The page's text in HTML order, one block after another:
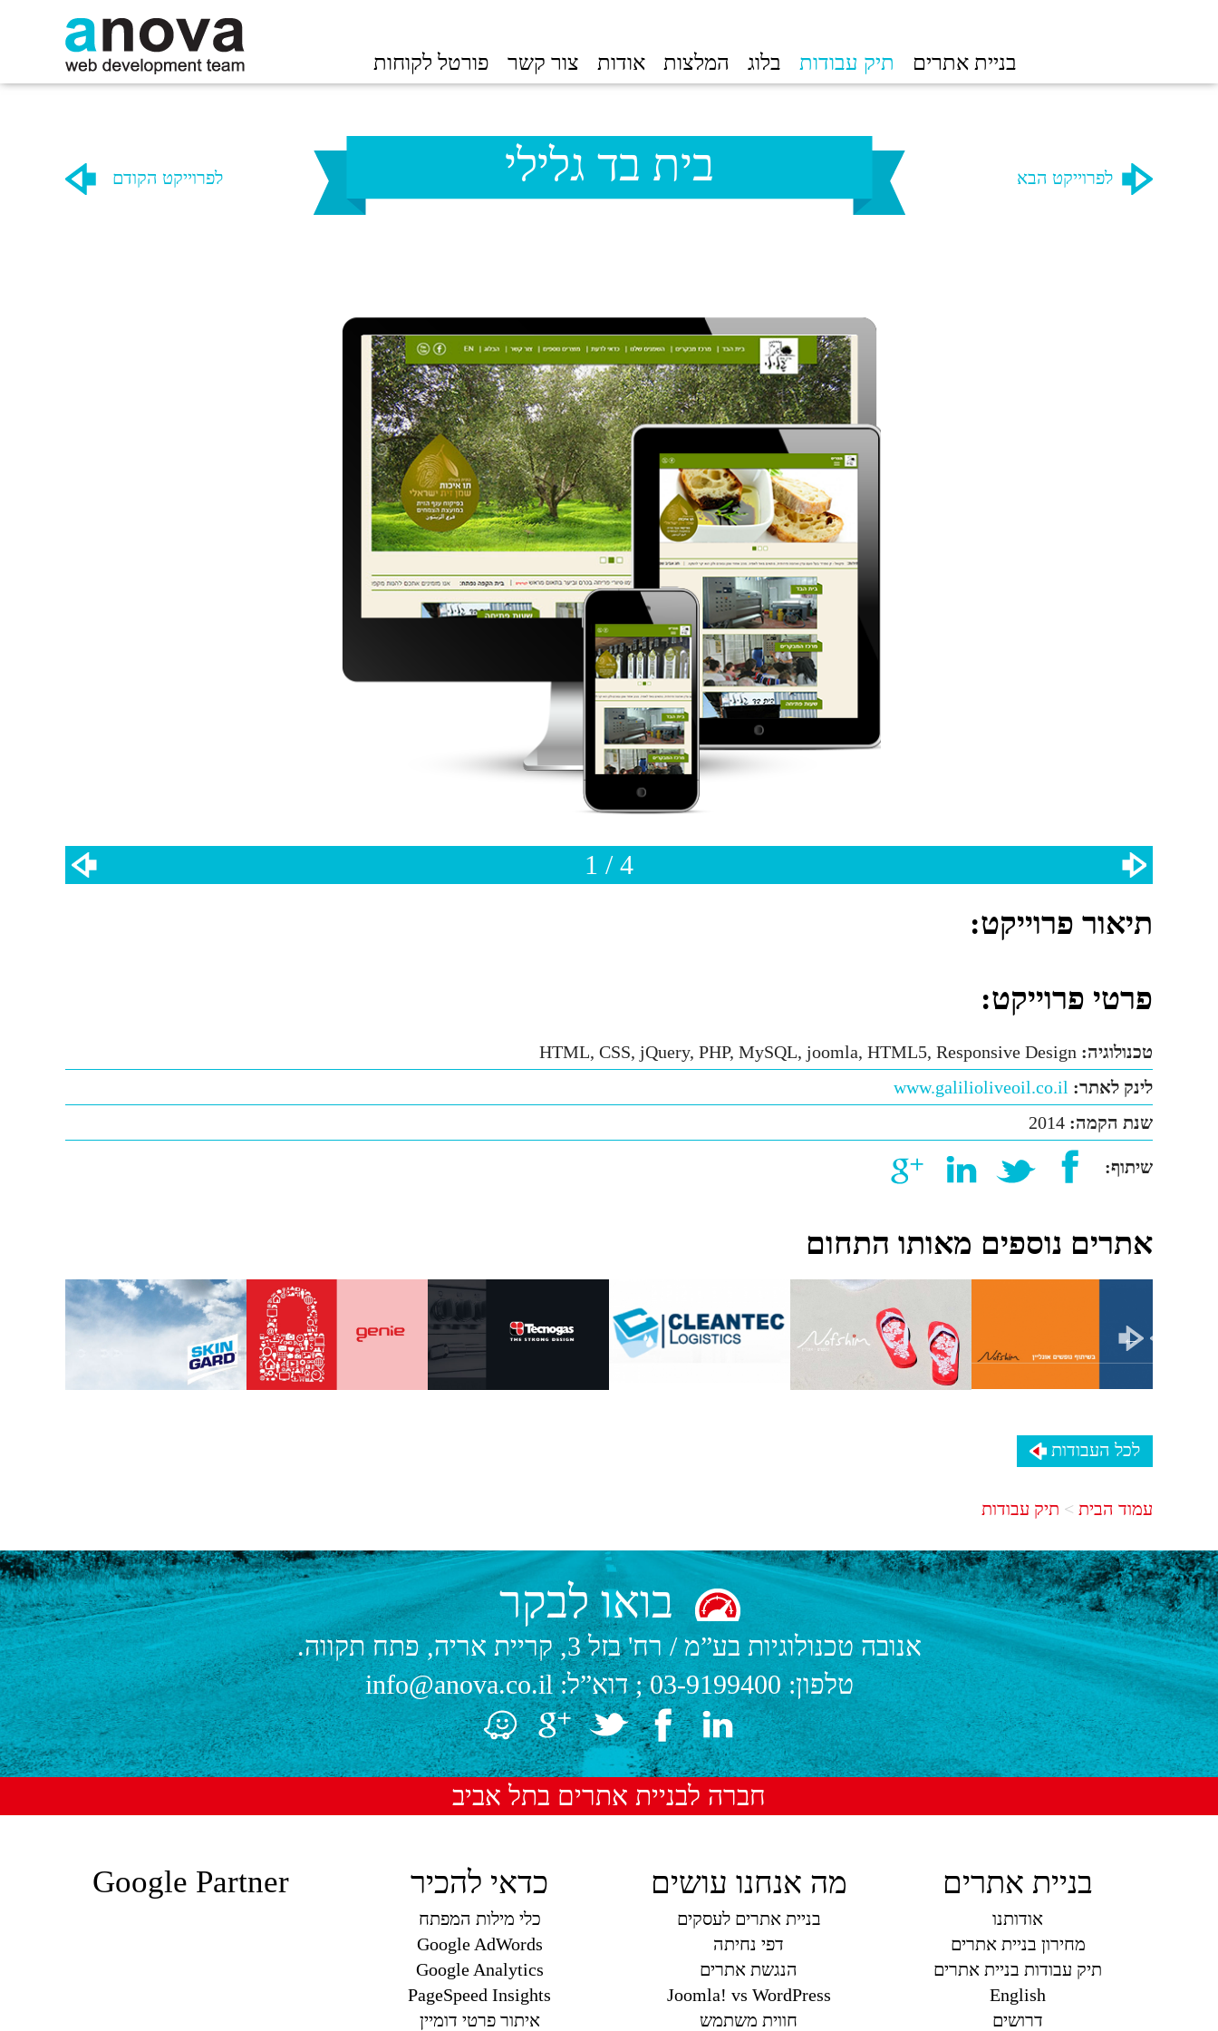
בניית אתרים תיק עבודות בלוג המלצות אודות צור קשר פורטל לקוחות
לפרוייקט הקודם לפרוייקט הבא בית בד גלילי
1 / 4
תיאור פרוייקט:
פרטי פרוייקט:
טכנולוגיה: HTML, CSS, jQuery, PHP, MySQL, joomla, HTML5, Responsive Design
לינק לאתר: www.galilioliveoil.co.il
שנת הקמה: 2014
שיתוף:
אתרים נוספים מאותו התחום
לכל העבודות
עמוד הבית תיק עבודות
בואו לבקר
אנובה טכנולוגיות בע”מ /רח' בזל 3, קריית אריה, פתח תקווה.
טלפון:03-9199400; דוא”ל:info@anova.co.il
חברה לבניית אתרים בתל אביב
בניית אתרים
אודותנו
מחירון בניית אתרים
תיק עבודות בניית אתרים
English
דרושים
מה אנחנו עושים
בניית אתרים לעסקים
דפי נחיתה
הנגשת אתרים
Joomla! vs WordPress
חווית משתמש
כדאי להכיר
כלי מילות המפתח
Google AdWords
Google Analytics
PageSpeed Insights
איתור פרטי דומיין
Google Partner